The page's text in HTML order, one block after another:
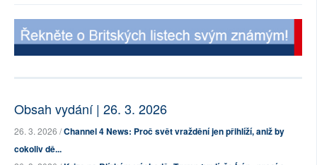
Obsah vydání | 26. 3. 2026
26. 3. 2026 /Channel 4 News: Proč svět vraždění jen přihlíží, aniž by
cokoliv dě...